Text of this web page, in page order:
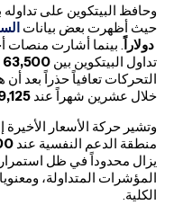
وحافظ البيتكوين على
حيث أظهرت بعض بيانات
دولاراً. بينما أشارت منصات
تداول البيتكوين بين63,500
التحركات تعافياً حذراً بعد
خلال عشرين شهراً عند
وتشير حركة الأسعار
منطقة الدعم النفسية عند
يزال محدوداً في ظل استمرار
المؤشرات المتداولة،
الكلية.